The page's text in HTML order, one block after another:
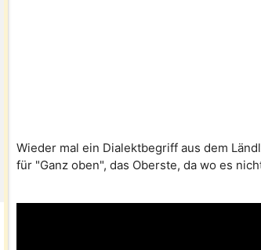
Wieder mal ein Dialektbegriff aus dem
für "Ganz oben", das Oberste, da wo es